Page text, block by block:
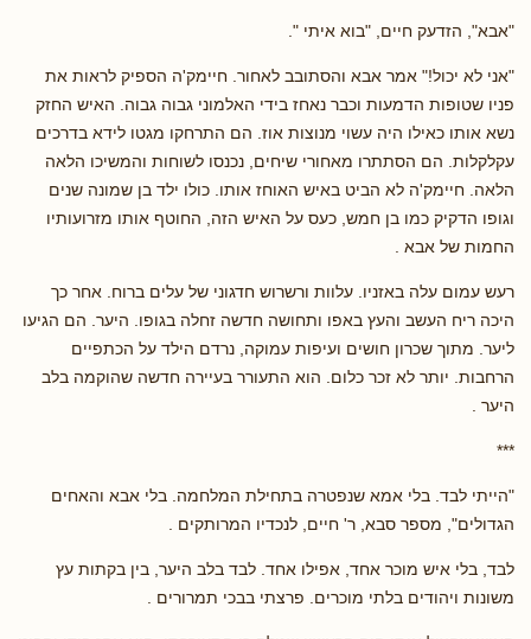
"אבא", הזדעק חיים, "בוא איתי ".
"אני לא יכול!" אמר אבא והסתובב לאחור. חיימק'ה הספיק לראות את
פניו שטופות הדמעות וכבר נאחז בידי האלמוני גבוה גבוה. האיש החזק
נשא אותו כאילו היה עשוי מנוצות אוז. הם התרחקו מגטו לידא בדרכים
עקלקלות. הם הסתתרו מאחורי שיחים, נכנסו לשוחות והמשיכו הלאה
הלאה. חיימק'ה לא הביט באיש האוחז אותו. כולו ילד בן שמונה שנים
וגופו הדקיק כמו בן חמש, כעס על האיש הזה, החוטף אותו מזרועותיו
החמות של אבא .
רעש עמום עלה באזניו. עלוות ורשרוש חדגוני של עלים ברוח. אחר כך
היכה ריח העשב והעץ באפו ותחושה חדשה זחלה בגופו. היער. הם הגיעו
ליער. מתוך שכרון חושים ועיפות עמוקה, נרדם הילד על הכתפיים
הרחבות. יותר לא זכר כלום. הוא התעורר בעיירה חדשה שהוקמה בלב
היער .
***
"הייתי לבד. בלי אמא שנפטרה בתחילת המלחמה. בלי אבא והאחים
הגדולים", מספר סבא, ר' חיים, לנכדיו המרותקים .
לבד, בלי איש מוכר אחד, אפילו אחד. לבד בלב היער, בין בקתות עץ
משונות ויהודים בלתי מוכרים. פרצתי בבכי תמרורים .